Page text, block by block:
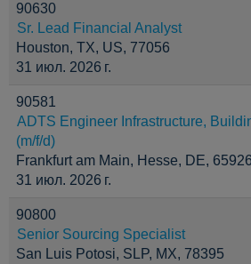
90630
Sr. Lead Financial Analyst
Houston, TX, US, 77056
31 июл. 2026 г.
90581
ADTS Engineer Infrastructure,
(m/f/d)
Frankfurt am Main, Hesse, DE, 65926
31 июл. 2026 г.
90800
Senior Sourcing Specialist
San Luis Potosi, SLP, MX, 78395